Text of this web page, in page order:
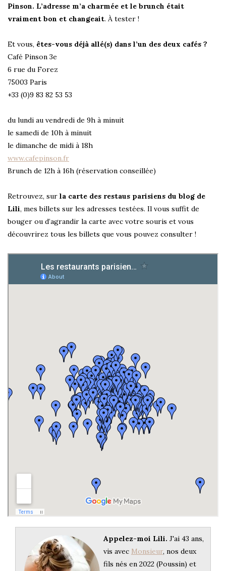
Pinson. L’adresse m’a charmée et le brunch était
vraiment bon et changeait. À tester !
Et vous, êtes-vous déjà allé(s) dans l’un des deux cafés ?
Café Pinson 3e
6 rue du Forez
75003 Paris
+33 (0)9 83 82 53 53
du lundi au vendredi de 9h à minuit
le samedi de 10h à minuit
le dimanche de midi à 18h
www.cafepinson.fr
Brunch de 12h à 16h (réservation conseillée)
Retrouvez, sur la carte des restaus parisiens du blog de
Lili, mes billets sur les adresses testées. Il vous suffit de
bouger ou d’agrandir la carte avec votre souris et vous
découvrirez tous les billets que vous pouvez consulter !
Appelez-moi Lili. J'ai 43 ans,
vis avec Monsieur, nos deux
fils nés en 2022 (Poussin) et